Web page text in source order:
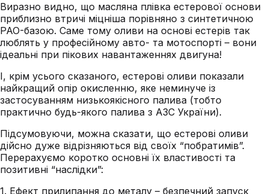
Виразно видно, що масляна плівка естерової основи
приблизно втричі міцніша порівняно з синтетичною
PAO-базою. Саме тому оливи на основі естерів так
люблять у професійному авто- та мотоспорті – вони
ідеальні при пікових навантаженнях двигуна!
І, крім усього сказаного, естерові оливи показали
найкращий опір окисленню, яке неминуче із
застосуванням низькоякісного палива (тобто
практично будь-якого палива з АЗС України).
Підсумовуючи, можна сказати, що естерові оливи
дійсно дуже відрізняються від своїх “побратимів”.
Перерахуємо коротко основні їх властивості та
позитивні “наслідки”:
1. Ефект прилипання до металу – безпечний запуск